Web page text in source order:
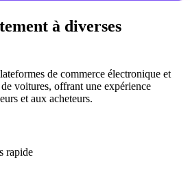
à diverses
de commerce électronique et
voitures, offrant une expérience
et aux acheteurs.
rapide